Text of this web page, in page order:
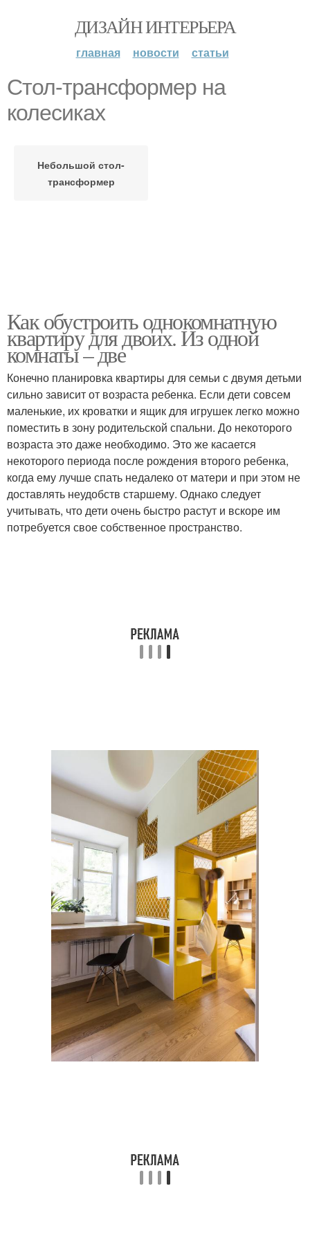
ДИЗАЙН ИНТЕРЬЕРА
главная новости статьи
Стол-трансформер на
колесиках
Небольшой стол-
трансформер
Как обустроить однокомнатную
квартиру для двоих. Из одной
комнаты – две
Конечно планировка квартиры для семьи с двумя детьми
сильно зависит от возраста ребенка. Если дети совсем
маленькие, их кроватки и ящик для игрушек легко можно
поместить в зону родительской спальни. До некоторого
возраста это даже необходимо. Это же касается
некоторого периода после рождения второго ребенка,
когда ему лучше спать недалеко от матери и при этом не
доставлять неудобств старшему. Однако следует
учитывать, что дети очень быстро растут и вскоре им
потребуется свое собственное пространство.